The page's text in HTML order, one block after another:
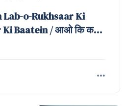
Lab-o-Rukhsaar Ki
Ki Baatein / आओ कि करें